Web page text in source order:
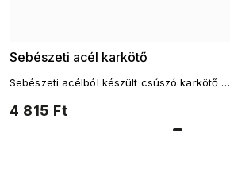
Sebészeti acél karkötő
4 815 Ft
Sebészeti acélból készült csúszó karkötő ,